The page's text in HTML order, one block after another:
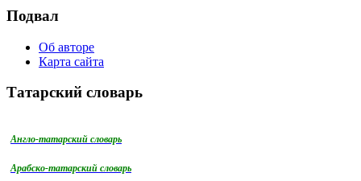
Подвал
Об авторе
Карта сайта
Татарский словарь
Англо-татарский словарь
Арабско-татарский словарь